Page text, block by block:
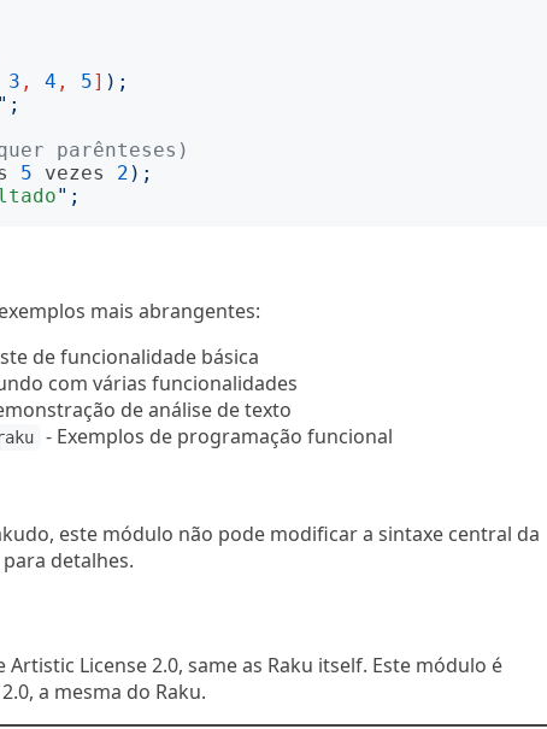
3 , 4 , 5] );
";
parênteses)
5 vezes 2 );
";
mais abrangentes:
de funcionalidade básica
com várias funcionalidades
de análise de texto
- Exemplos de programação funcional
este módulo não pode modificar a sintaxe central da
para detalhes.
License 2.0, same as Raku itself. Este módulo é
a mesma do Raku.